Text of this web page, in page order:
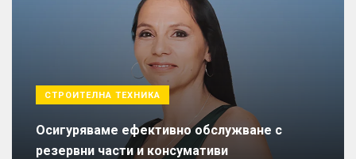
СТРОИТЕЛНА ТЕХНИКА
Осигуряваме ефективно обслужване с
резервни части и консумативи